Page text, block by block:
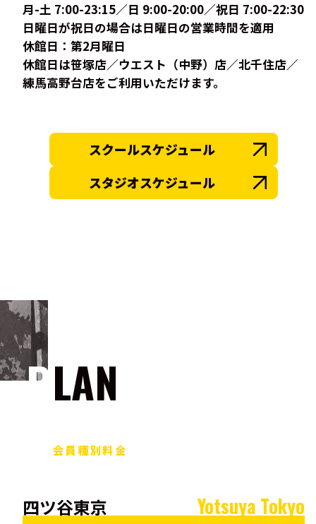
月-土 7:00-23:15／日 9:00-20:00／祝日 7:00-22:30
日曜日が祝日の場合は日曜日の営業時間を適用
休館日：第2月曜日
休館日は笹塚店／ウエスト（中野）店／北千住店／
練馬高野台店をご利用いただけます。
スクールスケジュール
スタジオスケジュール
PLAN
会員種別料金
四ツ谷東京 Yotsuya Tokyo